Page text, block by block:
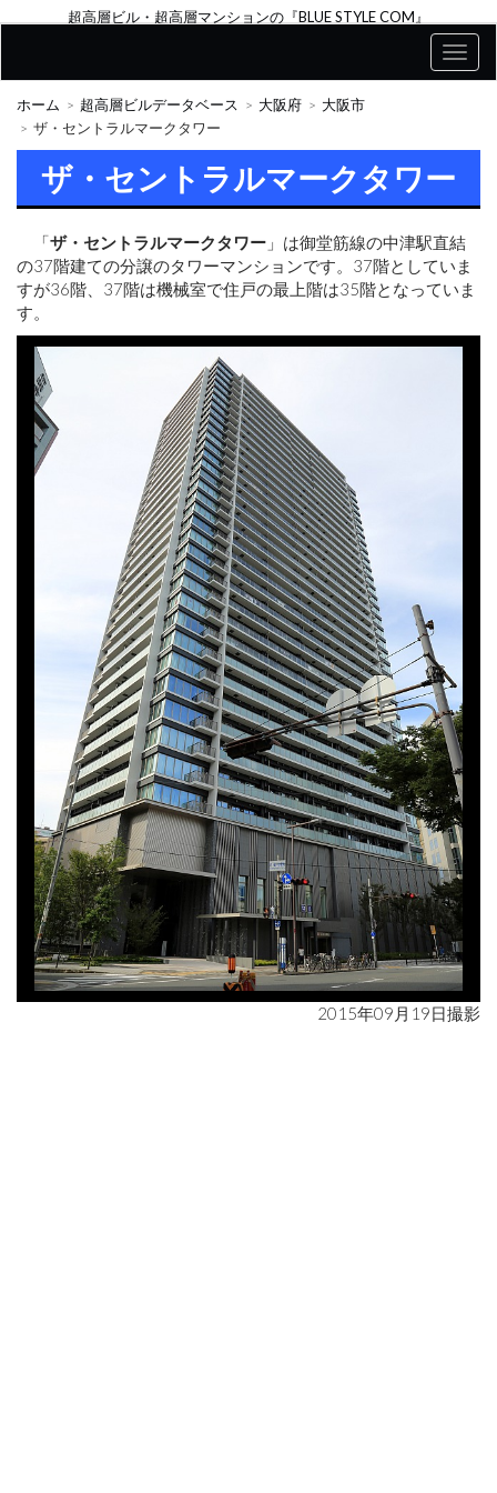
超高層ビル・超高層マンションの『BLUE STYLE COM』
ホーム 超高層ビルデータベース 大阪府
大阪市
ザ・セントラルマークタワー
ザ・セントラルマークタワー
「ザ・セントラルマークタワー 」は御堂筋線の中津駅直結
の37階建ての分譲のタワーマンションです。37階としていま
すが36階、37階は機械室で住戸の最上階は35階となっていま
す。
2015年09月19日撮影